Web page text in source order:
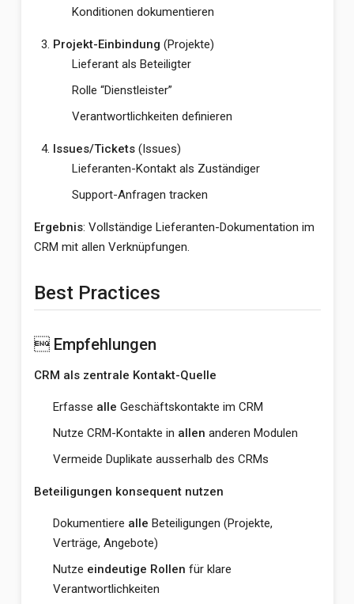
Konditionen dokumentieren
Projekt-Einbindung (Projekte)
Lieferant als Beteiligter
Rolle “Dienstleister”
Verantwortlichkeiten definieren
Issues/Tickets(Issues)
Lieferanten-Kontakt als Zuständiger
Support-Anfragen tracken
Ergebnis: Vollständige Lieferanten-Dokumentation im
CRM mit allen Verknüpfungen.
Best Practices
 Empfehlungen
CRM als zentrale Kontakt-Quelle
Erfasse alle Geschäftskontakte im CRM
Nutze CRM-Kontakte in allen anderen Modulen
Vermeide Duplikate ausserhalb des CRMs
Beteiligungen konsequent nutzen
Dokumentiere alle Beteiligungen (Projekte,
Verträge, Angebote)
Nutze eindeutige Rollen für klare
Verantwortlichkeiten